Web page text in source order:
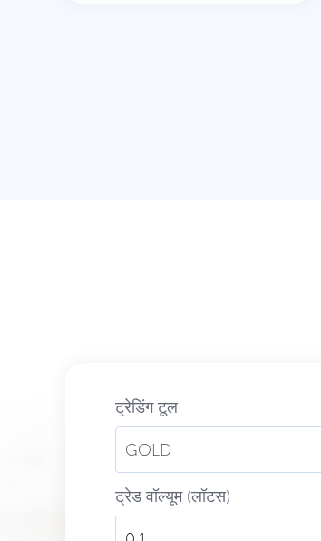
ट्रेडिंग टूल
GOLD
ट्रेड वॉल्यूम (लॉटस)